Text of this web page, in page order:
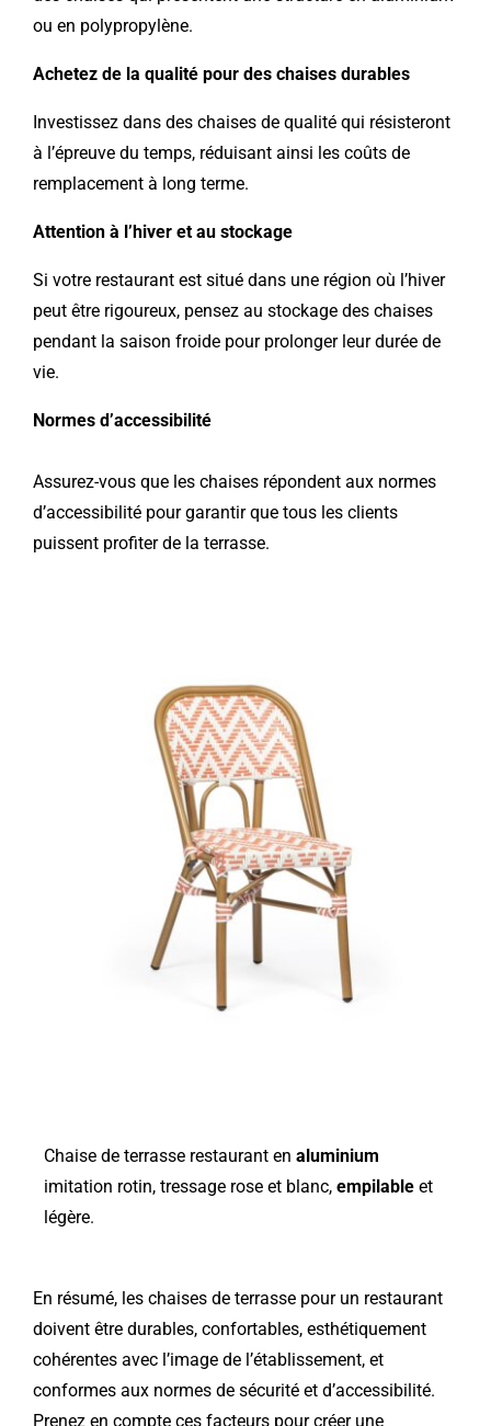
ou en polypropylène.
Achetez de la qualité pour des chaises durables
Investissez dans des chaises de qualité qui résisteront
à l’épreuve du temps, réduisant ainsi les coûts de
remplacement à long terme.
Attention à l’hiver et au stockage
Si votre restaurant est situé dans une région où l’hiver
peut être rigoureux, pensez au stockage des chaises
pendant la saison froide pour prolonger leur durée de
vie.
Normes d’accessibilité
Assurez-vous que les chaises répondent aux normes
d’accessibilité pour garantir que tous les clients
puissent profiter de la terrasse.
Chaise de terrasse restaurant en aluminium
imitation rotin, tressage rose et blanc, empilable et
légère.
En résumé, les chaises de terrasse pour un restaurant
doivent être durables, confortables, esthétiquement
cohérentes avec l’image de l’établissement, et
conformes aux normes de sécurité et d’accessibilité.
Prenez en compte ces facteurs pour créer une